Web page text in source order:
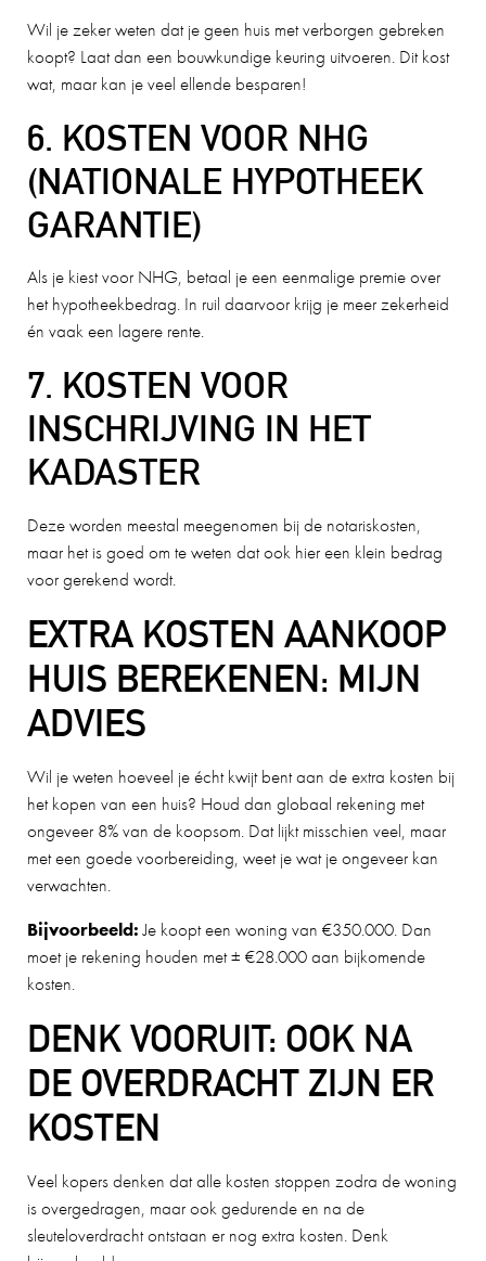
Wil je zeker weten dat je geen huis met verborgen gebreken
koopt? Laat dan een bouwkundige keuring uitvoeren. Dit kost
wat, maar kan je veel ellende besparen!
6. KOSTEN VOOR NHG
(NATIONALE HYPOTHEEK
GARANTIE)
Als je kiest voor NHG, betaal je een eenmalige premie over
het hypotheekbedrag. In ruil daarvoor krijg je meer zekerheid
én vaak een lagere rente.
7. KOSTEN VOOR
INSCHRIJVING IN HET
KADASTER
Deze worden meestal meegenomen bij de notariskosten,
maar het is goed om te weten dat ook hier een klein bedrag
voor gerekend wordt.
EXTRA KOSTEN AANKOOP
HUIS BEREKENEN: MIJN
ADVIES
Wil je weten hoeveel je écht kwijt bent aan de extra kosten bij
het kopen van een huis? Houd dan globaal rekening met
ongeveer 8% van de koopsom. Dat lijkt misschien veel, maar
met een goede voorbereiding, weet je wat je ongeveer kan
verwachten.
Bijvoorbeeld:Je koopt een woning van €350.000. Dan
moet je rekening houden met ± €28.000 aan bijkomende
kosten.
DENK VOORUIT: OOK NA
DE OVERDRACHT ZIJN ER
KOSTEN
Veel kopers denken dat alle kosten stoppen zodra de woning
is overgedragen, maar ook gedurende en na de
sleuteloverdracht ontstaan er nog extra kosten. Denk